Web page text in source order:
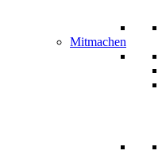
Mitmachen